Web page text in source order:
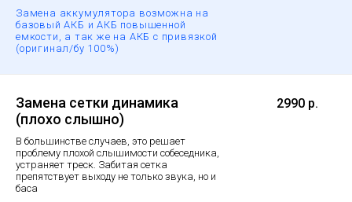
Замена аккумулятора возможна на
базовый АКБ и АКБ повышенной
емкости, а так же на АКБ с привязкой
(оригинал/бу 100%)
Замена сетки динамика
(плохо слышно)
В большинстве случаев, это решает
проблему плохой слышимости собеседника,
устраняет треск. Забитая сетка
препятствует выходу не только звука, но и
баса
2990 р.